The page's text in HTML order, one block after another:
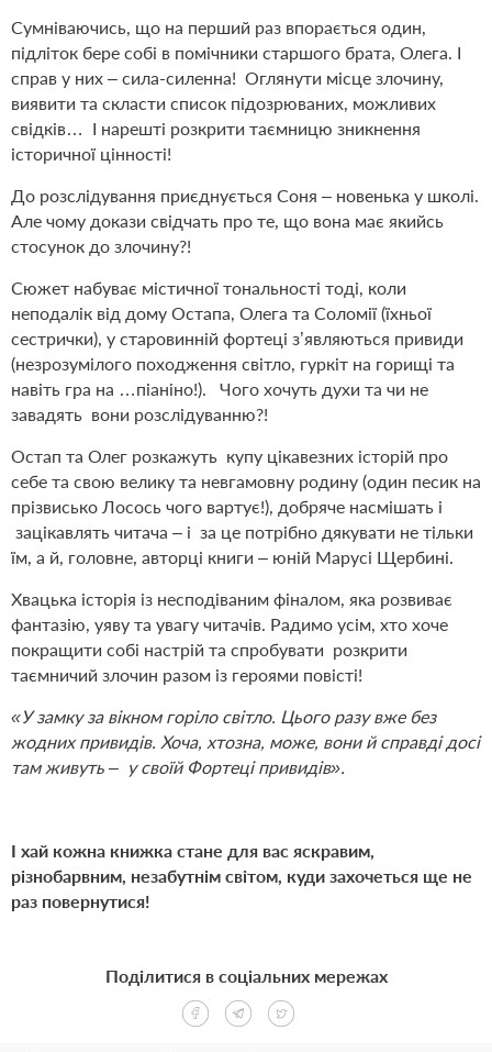
Сумніваючись, що на перший раз впорається один,
підліток бере собі в помічники старшого брата, Олега. І
справ у них – сила-силенна! Оглянути місце злочину,
виявити та скласти список підозрюваних, можливих
свідків… І нарешті розкрити таємницю зникнення
історичної цінності!
До розслідування приєднується Соня – новенька у школі.
Але чому докази свідчать про те, що вона має якийсь
стосунок до злочину?!
Сюжет набуває містичної тональності тоді, коли
неподалік від дому Остапа, Олега та Соломії (їхньої
сестрички), у старовинній фортеці з’являються привиди
(незрозумілого походження світло, гуркіт на горищі та
навіть гра на …піаніно!). Чого хочуть духи та чи не
завадять вони розслідуванню?!
Остап та Олег розкажуть купу цікавезних історій про
себе та свою велику та невгамовну родину (один песик на
прізвисько Лосось чого вартує!), добряче насмішать і
зацікавлять читача – і за це потрібно дякувати не тільки
їм, а й, головне, авторці книги – юній Марусі Щербині.
Хвацька історія із несподіваним фіналом, яка розвиває
фантазію, уяву та увагу читачів. Радимо усім, хто хоче
покращити собі настрій та спробувати розкрити
таємничий злочин разом із героями повісті!
«У замку за вікном горіло світло. Цього разу вже без
жодних привидів. Хоча, хтозна, може, вони й справді досі
там живуть – у своїй Фортеці привидів».
І хай кожна книжка стане для вас яскравим,
різнобарвним, незабутнім світом, куди захочеться ще не
раз повернутися!
Поділитися в соціальних мережах